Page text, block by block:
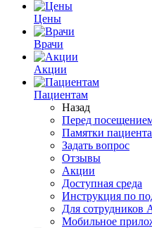
Цены
Врачи
Акции
Пациентам
Назад
Перед
Памятки
Задать вопрос
Отзывы
Акции
Доступная среда
Инструкция по
Для сотрудников
Мобильное